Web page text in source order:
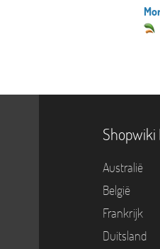
Shopwiki
Australië
België
Frankrijk
Duitsland